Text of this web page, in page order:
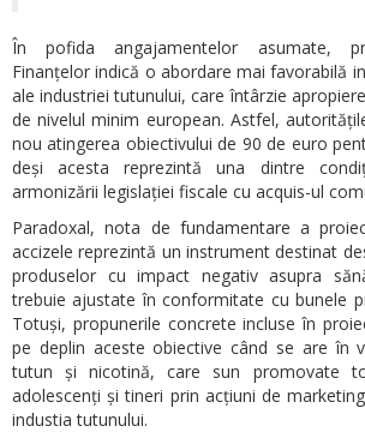
În pofida angajamentelor asumate,
Finanțelor indică o abordare mai favorabilă
ale industriei tutunului, care întârzie
de nivelul minim european. Astfel,
nou atingerea obiectivului de 90 de euro
deși acesta reprezintă una dintre
armonizării legislației fiscale cu acquis-ul
Paradoxal, nota de fundamentare a
accizele reprezintă un instrument destinat
produselor cu impact negativ asupra
trebuie ajustate în conformitate cu bunele
Totuși, propunerile concrete incluse în
pe deplin aceste obiective când se are în
tutun și nicotină, care sun promovate
adolescenți și tineri prin acțiuni de
industia tutunului.